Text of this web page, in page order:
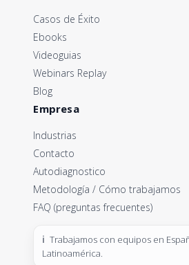
Casos de Éxito
Ebooks
Videoguias
Webinars Replay
Blog
Empresa
Industrias
Contacto
Autodiagnostico
Metodología / Cómo trabajamos
FAQ (preguntas frecuentes)
Trabajamos con equipos en
Latinoamérica.